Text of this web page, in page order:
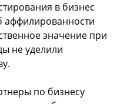
в бизнес
аффилированности
значение при
не уделили
по бизнесу